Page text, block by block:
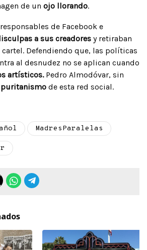
de un ojo llorando.
de Facebook e
a sus creadores y retiraban
Defendiendo que, las políticas
al desnudez no se aplican cuando
artísticos.Pedro Almodóvar, sin
puritanismo de esta red social.
MadresParalelas